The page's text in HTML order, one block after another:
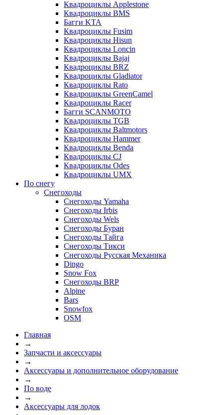
Квадроциклы Applestone
Квадроциклы BMS
Багги KTA
Квадроциклы Fusim
Квадроциклы Hisun
Квадроциклы Loncin
Квадроциклы Bajaj
Квадроциклы BRZ
Квадроциклы Gladiator
Квадроциклы Rato
Квадроциклы GreenCamel
Квадроциклы Racer
Багги SCANMOTO
Квадроциклы TGB
Квадроциклы Baltmotors
Квадроциклы Hammer
Квадроциклы Benda
Квадроциклы CJ
Квадроциклы Odes
Квадроциклы UMX
По снегу
Снегоходы
Снегоходы Yamaha
Снегоходы Irbis
Снегоходы Wels
Снегоходы Буран
Снегоходы Тайга
Снегоходы Тикси
Снегоходы Русская Механика
Dingo
Snow Fox
Снегоходы BRP
Alpine
Bars
Snowfox
OSM
Главная
→
Запчасти и аксессуары
→
Аксессуары и дополнительное оборудование
→
По воде
→
Аксессуары для лодок